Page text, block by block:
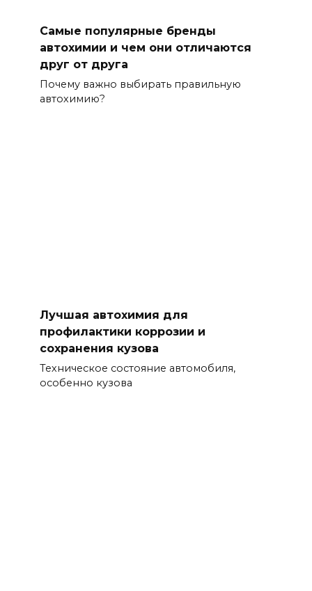
Самые популярные бренды
автохимии и чем они отличаются
друг от друга
Почему важно выбирать правильную
автохимию?
Лучшая автохимия для
профилактики коррозии и
сохранения кузова
Техническое состояние автомобиля,
особенно кузова